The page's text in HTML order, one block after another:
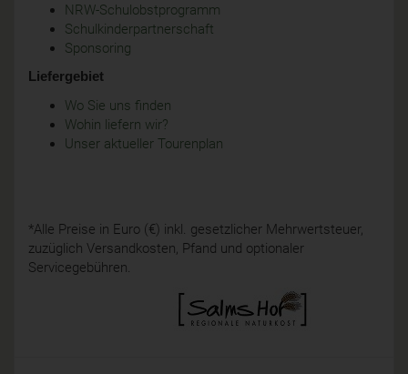
NRW-Schulobstprogramm
Schulkinderpartnerschaft
Sponsoring
Liefergebiet
Wo Sie uns finden
Wohin liefern wir?
Unser aktueller Tourenplan
*Alle Preise in Euro (€) inkl. gesetzlicher Mehrwertsteuer,
zuzüglich Versandkosten, Pfand und optionaler
Servicegebühren.